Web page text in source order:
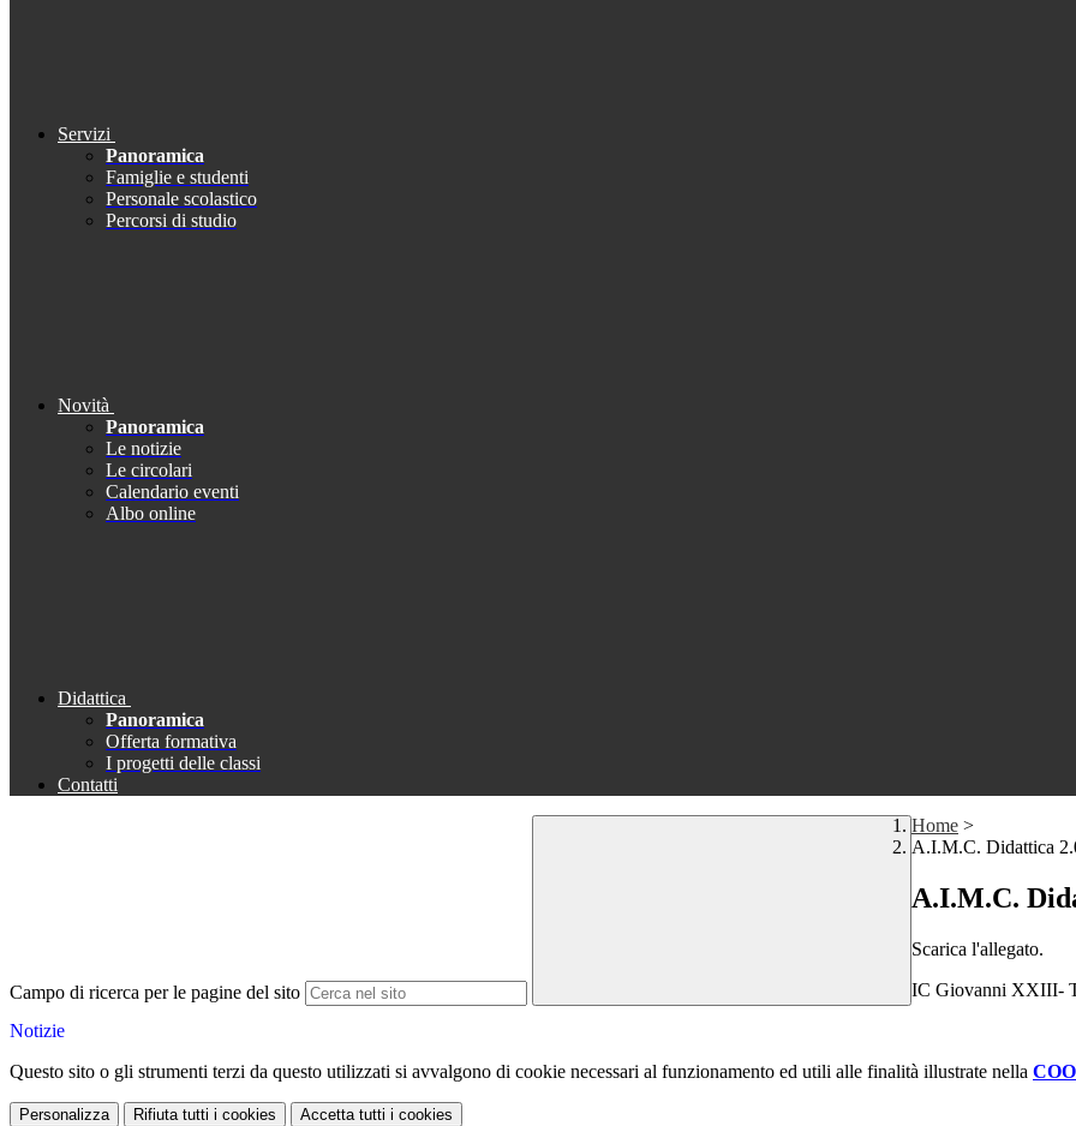
Servizi
Panoramica
Famiglie e studenti
Personale scolastico
Percorsi di studio
Novità
Panoramica
Le notizie
Le circolari
Calendario eventi
Albo online
Didattica
Panoramica
Offerta formativa
I progetti delle classi
Contatti
Campo di ricerca per le pagine del sito
Home >
A.I.M.C. Didattica
A.I.M.C.
Scarica l'allegato.
IC Giovanni XXIII-
Notizie
Questo sito o gli strumenti terzi da questo utilizzati si avvalgono di cookie necessari al funzionamento ed utili alle finalità illustrate nella
Personalizza Rifiuta tutti i cookies Accetta tutti i cookies